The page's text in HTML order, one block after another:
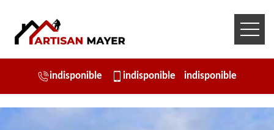
indisponible indisponible indisponible